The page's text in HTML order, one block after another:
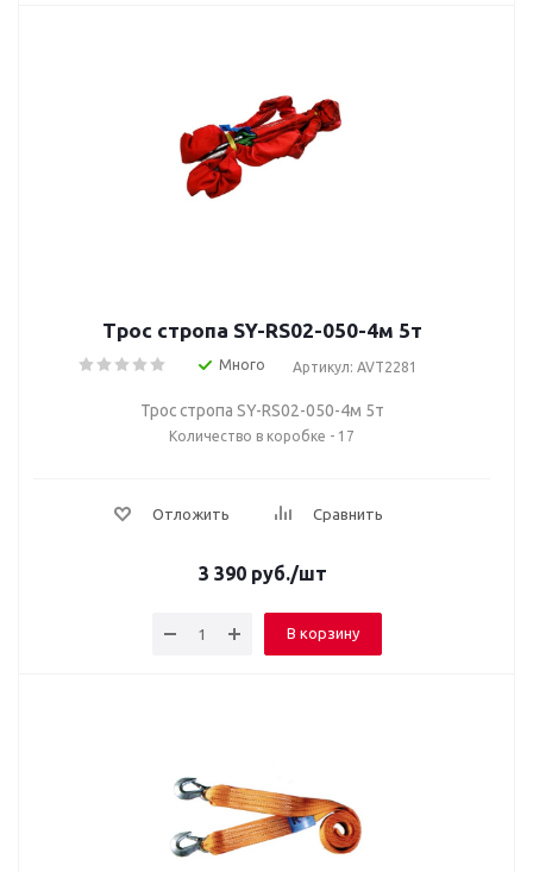
Трос стропа SY-RS02-050-4м 5т
Много Артикул: AVT2281
Трос стропа SY-RS02-050-4м 5т
Количество в коробке - 17
Отложить Сравнить
3 390руб./шт
В корзину